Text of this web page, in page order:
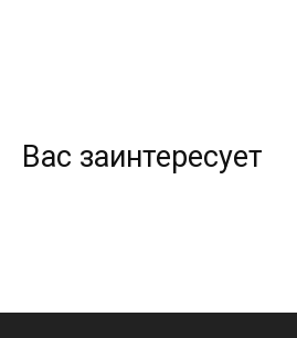
Вас заинтересует